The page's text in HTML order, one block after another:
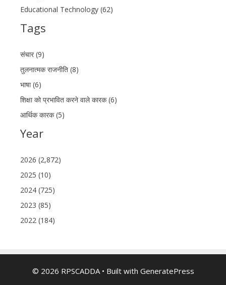
Educational Technology (62)
Tags
संचार (9)
तुलनात्मक राजनीति (8)
भाषा (6)
शिक्षा को प्रभावित करने वाले कारक (6)
आर्थिक कारक (5)
Year
2026 (2,872)
2025 (10)
2024 (725)
2023 (85)
2022 (184)
© 2026 RPSCADDA• Built with GeneratePress